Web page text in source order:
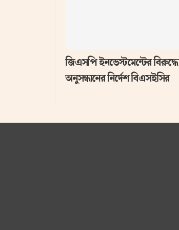
জিএসপি ইনভেস্টমেন্টের বিরুদ্ধে
অনুসন্ধানের নির্দেশ বিএসইসির